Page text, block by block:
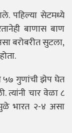
पहिल्या सेटमध्ये
बाणास बाण
बरोबरीत सुटला,
५७ गुणांची झेप घेत
त्यांनी चार वेळा ८
भारत २-४ असा